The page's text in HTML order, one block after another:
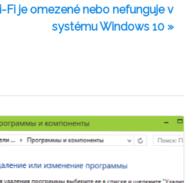
Fi je omezené nebo nefunguje v
systému Windows 10 »